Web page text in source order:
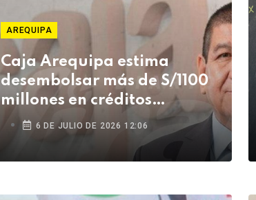
AREQUIPA
Caja Arequipa estima
desembolsar más de S/1100
millones en créditos
durante su campaña de
Fiestas Patrias
6 DE JULIO DE 2026 12:06